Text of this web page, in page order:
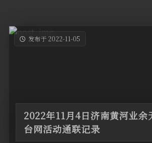
关于黄河
政策法规
无线电资料
视频资料
HAM技巧
摩托车
编号查询
发布于 2022-11-05
2022年11月4日济南黄河业余
台网活动通联记录